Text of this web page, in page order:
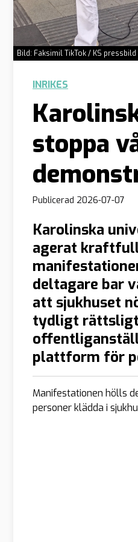
Bild: Faksimil TikTok / KS
INRIKES
stoppa
Publicerad 2026-07-07
Karolinska
agerat
deltagare bar
att sjukhuset
tydligt
plattform för
Manifestationen hölls
personer klädda i